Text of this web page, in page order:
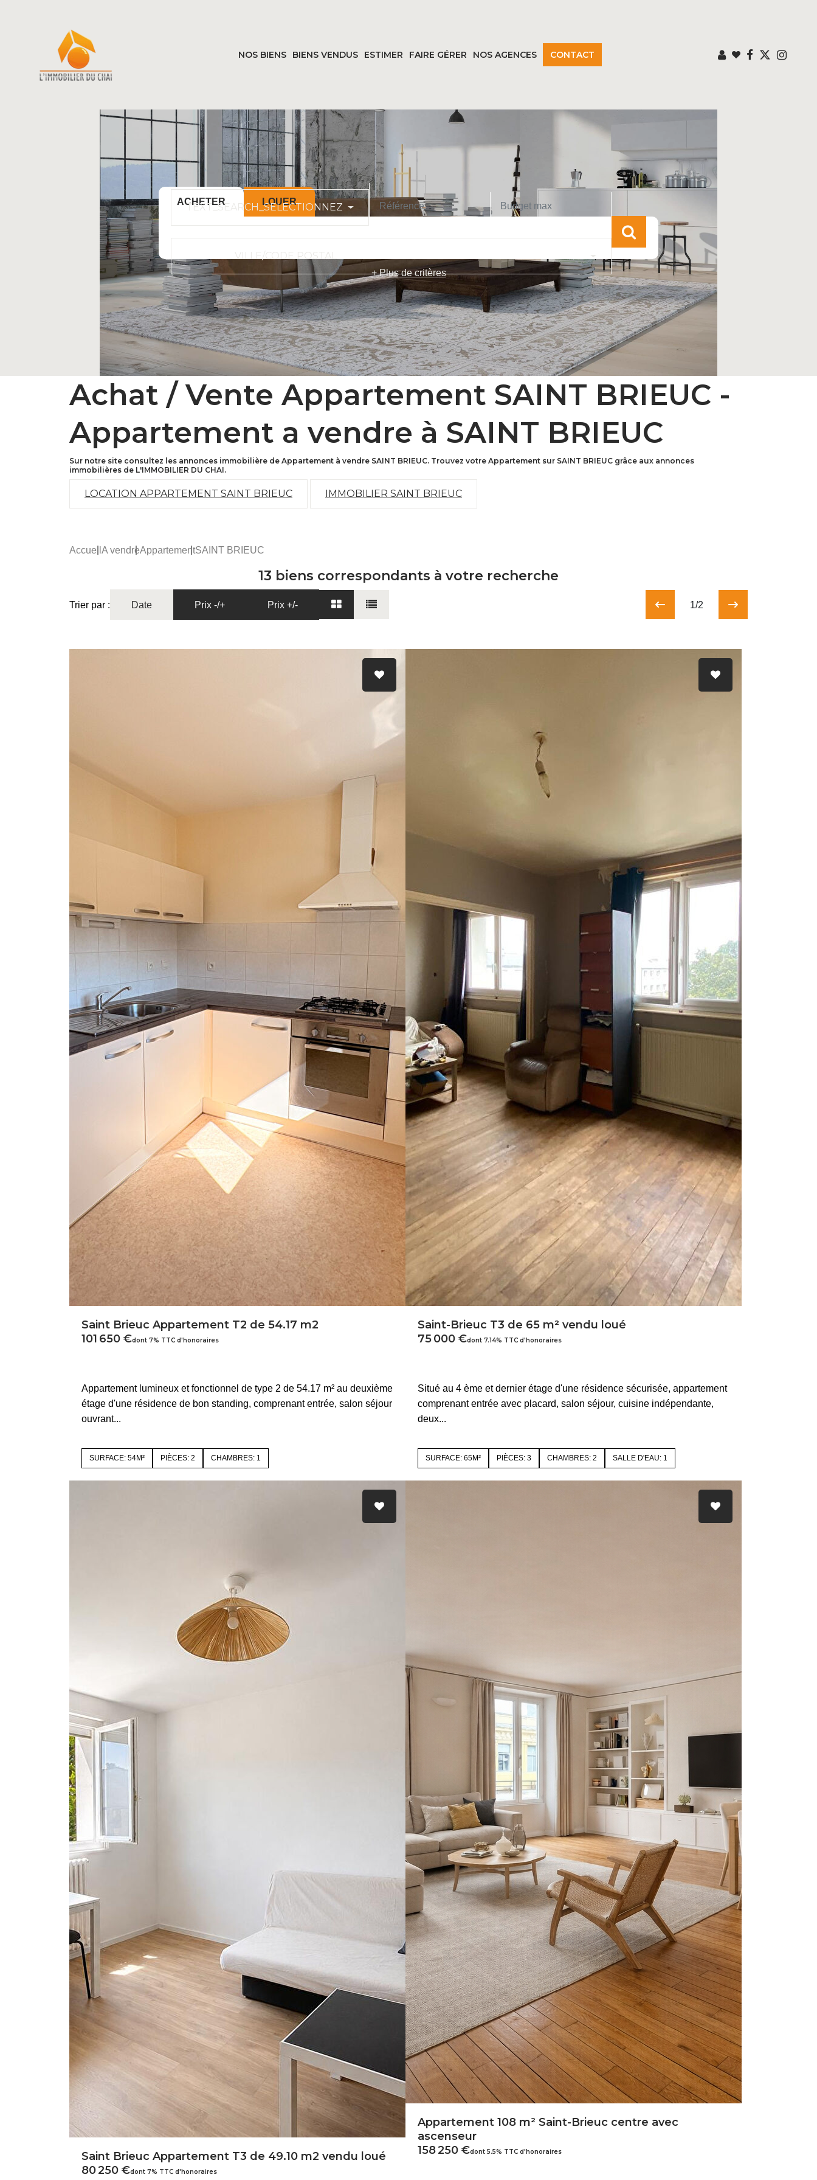
NOS BIENS BIENS VENDUS ESTIMER FAIRE GÉRER NOS AGENCES CONTACT
ACHETER LOUER
TEXT_SEARCH_SELECTIONNEZ
VILLE/CODE POSTAL
+ Plus de critères
Achat / Vente Appartement SAINT BRIEUC -
Appartement a vendre à SAINT BRIEUC
Sur notre site consultez les annonces immobilière de Appartement à vendre SAINT BRIEUC. Trouvez votre Appartement sur SAINT BRIEUC grâce aux annonces
immobilières de L'IMMOBILIER DU CHAI.
LOCATION APPARTEMENT SAINT BRIEUC IMMOBILIER SAINT BRIEUC
Accueil A vendreAppartementSAINT BRIEUC
13 biens correspondants à votre recherche
Trier par : Date Prix -/+ Prix +/- 1/2
Saint Brieuc Appartement T2 de 54.17 m2
101 650 €dont 7% TTC d'honoraires
Appartement lumineux et fonctionnel de type 2 de 54.17 m² au deuxième
étage d'une résidence de bon standing, comprenant entrée, salon séjour
ouvrant...
SURFACE: 54M² PIÈCES: 2 CHAMBRES: 1
Saint-Brieuc T3 de 65 m² vendu loué
75 000 €dont 7.14% TTC d'honoraires
Situé au 4 ème et dernier étage d'une résidence sécurisée, appartement
comprenant entrée avec placard, salon séjour, cuisine indépendante,
deux...
SURFACE: 65M² PIÈCES: 3 CHAMBRES: 2 SALLE D'EAU: 1
Saint Brieuc Appartement T3 de 49.10 m2 vendu loué
80 250 €dont 7% TTC d'honoraires
Appartement 108 m² Saint-Brieuc centre avec
ascenseur
158 250 €dont 5.5% TTC d'honoraires